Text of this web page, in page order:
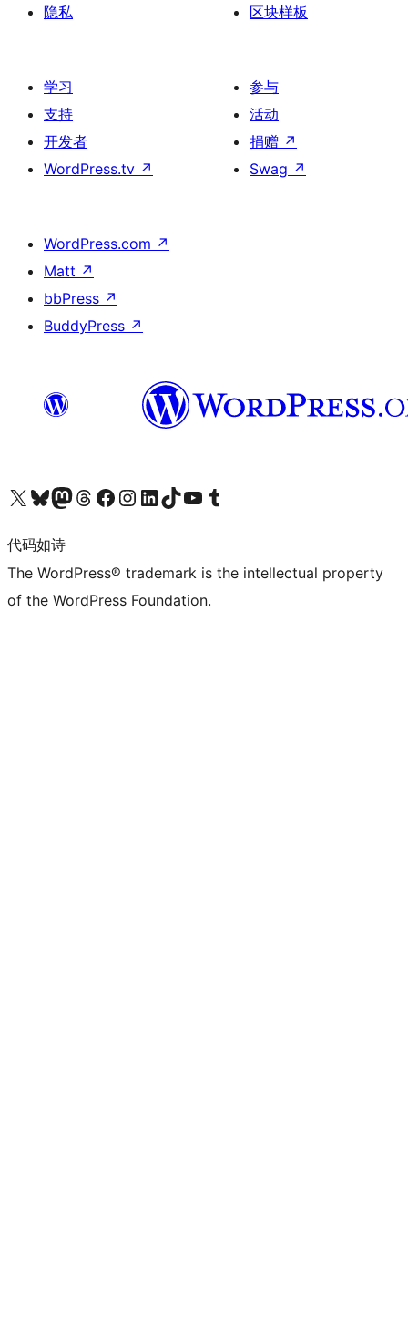
隐私
区块样板
学习
支持
开发者
WordPress.tv ↗
参与
活动
捐赠 ↗
Swag ↗
WordPress.com ↗
Matt ↗
bbPress ↗
BuddyPress ↗
关注我们的 X（原 Twitter）账号访问我们的 Bluesky 账号关注我们的 Mastodon 账号访问我们的 Threads 账号 访问我们的 Facebook 公共主页关注我们的 Instagram 账号 关注我们的 LinkedIn 主页访问我们的 TikTok 账号访问我们的 YouTube 频道 访问我们的 Tumblr 账号
代码如诗
The WordPress® trademark is the intellectual property
of the WordPress Foundation.